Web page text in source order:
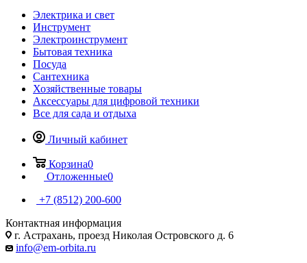
Электрика и свет
Инструмент
Электроинструмент
Бытовая техника
Посуда
Сантехника
Хозяйственные товары
Аксессуары для цифровой техники
Все для сада и отдыха
Личный кабинет
Корзина0
Отложенные0
+7 (8512) 200-600
Контактная информация
г. Астрахань, проезд Николая Островского д. 6
info@em-orbita.ru